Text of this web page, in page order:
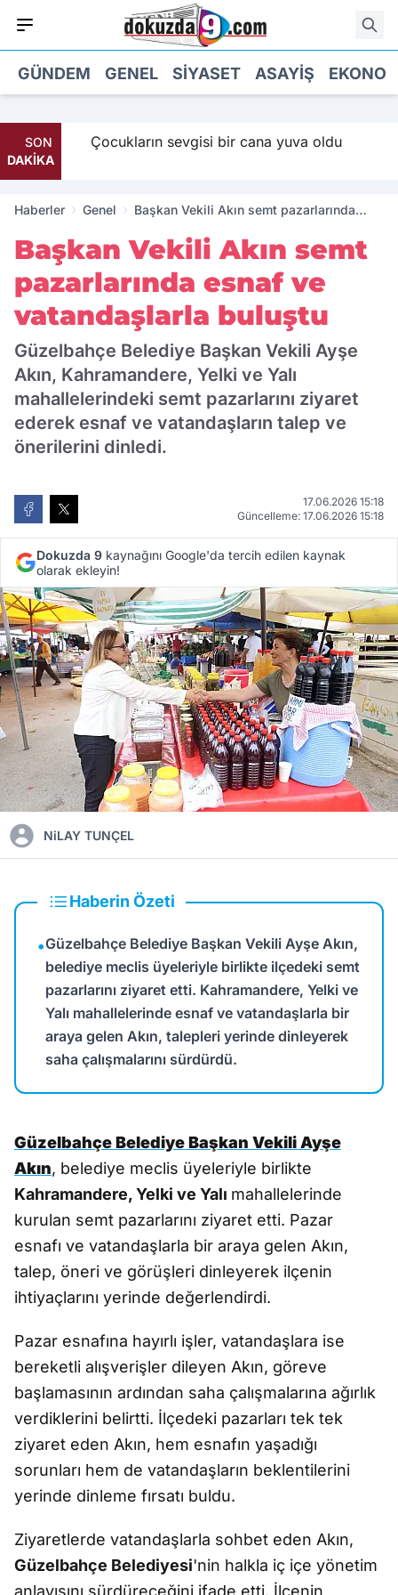
GÜNDEM GENEL SIYASET ASAYIŞ
SON
DAKİKA
Çocukların sevgisi bir cana yuva oldu
Haberler Genel
Başkan Vekili Akın semt pazarlarında
Başkan Vekili Akın semt
pazarlarında esnaf ve
vatandaşlarla buluştu
Güzelbahçe Belediye Başkan Vekili Ayşe
Akın, Kahramandere, Yelki ve Yalı
mahallelerindeki semt pazarlarını ziyaret
ederek esnaf ve vatandaşların talep ve
önerilerini dinledi.
17.06.2026 15:18
Güncelleme: 17.06.2026 15:18
Dokuzda 9 kaynağını Google'da tercih edilen kaynak
olarak ekleyin!
NiLAY TUNÇEL
Haberin Özeti
•Güzelbahçe Belediye Başkan Vekili Ayşe Akın,
belediye meclis üyeleriyle birlikte ilçedeki semt
pazarlarını ziyaret etti. Kahramandere, Yelki ve
Yalı mahallelerinde esnaf ve vatandaşlarla bir
araya gelen Akın, talepleri yerinde dinleyerek
saha çalışmalarını sürdürdü.
Güzelbahçe Belediye Başkan Vekili Ayşe
Akın, belediye meclis üyeleriyle birlikte
Kahramandere, Yelki ve Yalı mahallelerinde
kurulan semt pazarlarını ziyaret etti. Pazar
esnafı ve vatandaşlarla bir araya gelen Akın,
talep, öneri ve görüşleri dinleyerek ilçenin
ihtiyaçlarını yerinde değerlendirdi.
Pazar esnafına hayırlı işler, vatandaşlara ise
bereketli alışverişler dileyen Akın, göreve
başlamasının ardından saha çalışmalarına ağırlık
verdiklerini belirtti. İlçedeki pazarları tek tek
ziyaret eden Akın, hem esnafın yaşadığı
sorunları hem de vatandaşların beklentilerini
yerinde dinleme fırsatı buldu.
Ziyaretlerde vatandaşlarla sohbet eden Akın,
Güzelbahçe Belediyesi'nin halkla iç içe yönetim
anlayışını sürdüreceğini ifade etti. İlçenin